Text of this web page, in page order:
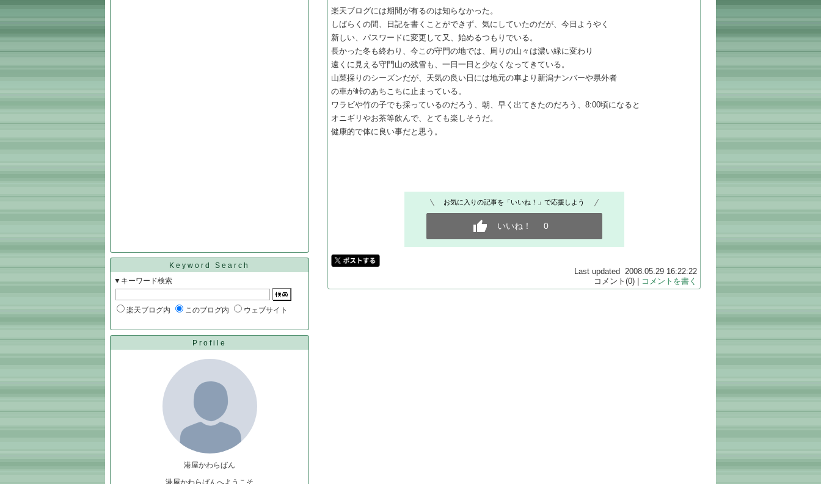
Keyword Search
▼キーワード検索
楽天ブログ内 このブログ内 ウェブサイト
Profile
港屋かわらばん
港屋かわらばんへようこそ
楽天ブログには期間が有るのは知らなかった。
しばらくの間、日記を書くことができず、気にしていたのだが、今日ようやく
新しい、パスワードに変更して又、始めるつもりでいる。
長かった冬も終わり、今この守門の地では、周りの山々は濃い緑に変わり
遠くに見える守門山の残雪も、一日一日と少なくなってきている。
山菜採りのシーズンだが、天気の良い日には地元の車より新潟ナンバーや県外者
の車が峠のあちこちに止まっている。
ワラビや竹の子でも採っているのだろう、朝、早く出てきたのだろう、8:00頃になると
オニギリやお茶等飲んで、とても楽しそうだ。
健康的で体に良い事だと思う。
お気に入りの記事を「いいね！」で応援しよう
いいね！ 0
Last updated 2008.05.29 16:22:22
コメント(0) |
コメントを書く